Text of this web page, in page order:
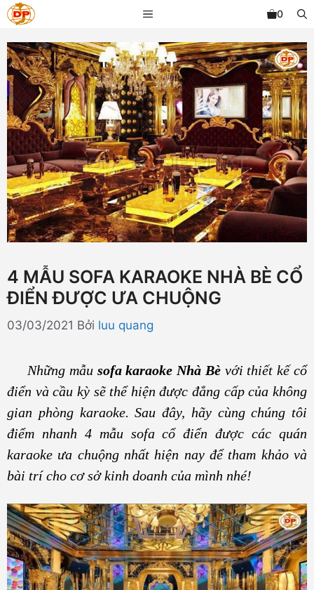
Chuyển
đến
nội
dung
MENU 0
4 MẪU SOFA KARAOKE NHÀ BÈ CỔ
ĐIỂN ĐƯỢC ƯA CHUỘNG
03/03/2021 Bởi luu quang
Những mẫu sofa karaoke Nhà Bèvới thiết kế cổ
điển và cầu kỳ sẽ thể hiện được đẳng cấp của không
gian phòng karaoke. Sau đây, hãy cùng chúng tôi
điểm nhanh 4 mẫu sofa cổ điển được các quán
karaoke ưa chuộng nhất hiện nay để tham khảo và
bài trí cho cơ sở kinh doanh của mình nhé!